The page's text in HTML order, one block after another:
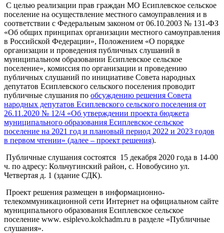
С целью реализации прав граждан МО Есиплевское сельское
поселение на осуществление местного самоуправления и в
соответствии с Федеральным законом от 06.10.2003 № 131-ФЗ
«Об общих принципах организации местного самоуправления
в Российской Федерации», Положением «О порядке
организации и проведения публичных слушаний в
муниципальном образовании Есиплевское сельское
поселение», комиссия по организации и проведению
публичных слушаний по инициативе Совета народных
депутатов Есиплевского сельского поселения проводит
публичные слушания по обсуждению решения Совета
народных депутатов Есиплевского сельского поселения от
26.11.2020 № 12/4 «Об утверждении проекта бюджета
муниципального образования Есиплевское сельское
поселение на 2021 год и плановый период 2022 и 2023 годов
в первом чтении» (далее – проект решения).
Публичные слушания состоятся 15 декабря 2020 года в 14-00
ч. по адресу: Кольчугинский район, с. Новобусино ул.
Четвертая д. 1 (здание СДК).
Проект решения размещен в информационно-
телекоммуникационной сети Интернет на официальном сайте
муниципального образования Есиплевское сельское
поселение www. esiplevo.kolchadm.ru в разделе «Публичные
слушания».